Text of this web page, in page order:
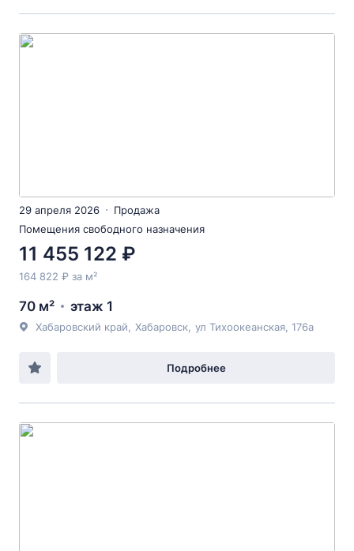
29 апреля 2026
Продажа
Помещения свободного назначения
11 455 122 ₽
164 822 ₽ за м²
70 м² этаж 1
Хабаровский край Хабаровск ул Тихоокеанская , 176а
Подробнее